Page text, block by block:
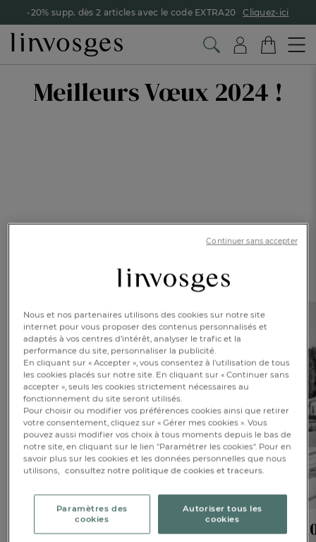
-20% supp. dès 2 articles avec le code EXTRA20 Cliquez-ici
Meilleurs Vœux 2024 !
La marque
Nous et nos partenaires utilisons des cookies sur notre site
internet pour vous proposer des contenus personnalisés et
adaptés à vos centres d’intérêt, analyser le trafic et la
performance du site, personnaliser la publicité.
En cliquant sur « Accepter », vous consentez à l'utilisation de tous
les cookies placés sur notre site. En cliquant sur « Continuer sans
accepter », seuls les cookies strictement nécessaires au
fonctionnement du site seront utilisés.
Pour choisir ou modifier vos préférences cookies ainsi que retirer
votre consentement, cliquez sur « Gérer mes cookies ». Vous
pouvez aussi modifier vos choix à tous moments depuis le bas de
notre site, en cliquant sur le lien "Paramétrer les cookies". Pour en
savoir plus sur les cookies et les données personnelles que nous
utilisons, consultez notre politique de cookies et traceurs.
Paramètres des
cookies
Autoriser tous les
cookies
Continuer sans accepter